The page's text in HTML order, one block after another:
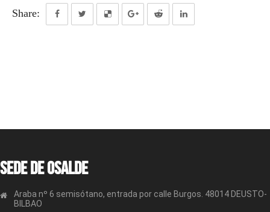
Share:
Sede de OSALDE
Araba nº 6 semisótano, entrada por calle Burgos. 48014 DEUSTO-
BILBAO